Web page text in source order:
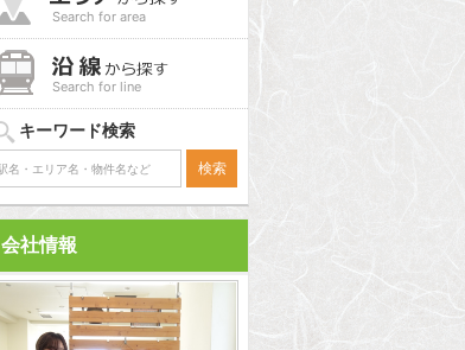
Search for area
Search for line
キーワード検索
会社情報